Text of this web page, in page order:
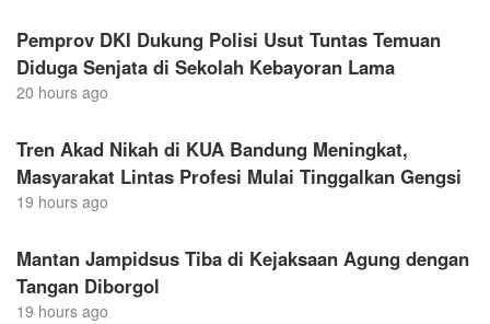
Pemprov DKI Dukung Polisi Usut Tuntas Temuan
Diduga Senjata di Sekolah Kebayoran Lama
20 hours ago
Tren Akad Nikah di KUA Bandung Meningkat,
Masyarakat Lintas Profesi Mulai Tinggalkan Gengsi
19 hours ago
Mantan Jampidsus Tiba di Kejaksaan Agung dengan
Tangan Diborgol
19 hours ago